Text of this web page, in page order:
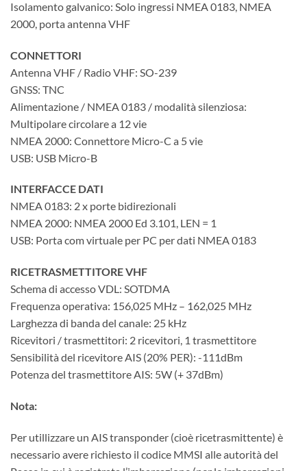
Isolamento galvanico: Solo ingressi NMEA 0183, NMEA
2000, porta antenna VHF
CONNETTORI
Antenna VHF / Radio VHF: SO-239
GNSS: TNC
Alimentazione / NMEA 0183 / modalità silenziosa:
Multipolare circolare a 12 vie
NMEA 2000: Connettore Micro-C a 5 vie
USB: USB Micro-B
INTERFACCE DATI
NMEA 0183: 2 x porte bidirezionali
NMEA 2000: NMEA 2000 Ed 3.101, LEN = 1
USB: Porta com virtuale per PC per dati NMEA 0183
RICETRASMETTITORE VHF
Schema di accesso VDL: SOTDMA
Frequenza operativa: 156,025 MHz – 162,025 MHz
Larghezza di banda del canale: 25 kHz
Ricevitori / trasmettitori: 2 ricevitori, 1 trasmettitore
Sensibilità del ricevitore AIS (20% PER): -111dBm
Potenza del trasmettitore AIS: 5W (+ 37dBm)
Nota:
Per utillizzare un AIS transponder (cioè ricetrasmittente) è
necessario avere richiesto il codice MMSI alle autorità del